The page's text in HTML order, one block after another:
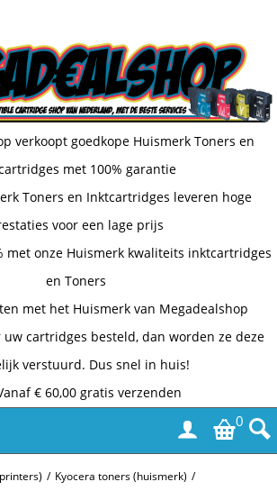
verkoopt goedkope Huismerk Toners en
met 100% garantie
Toners en Inktcartridges leveren hoge
voor een lage prijs
met onze Huismerk kwaliteits inktcartridges
en Toners
met het Huismerk van Megadealshop
uw cartridges besteld, dan worden ze deze
verstuurd. Dus snel in huis!
€ 60,00 gratis verzenden
0
/ Kyocera toners (huismerk) /